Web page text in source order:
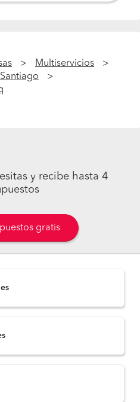
Multiservicios
y recibe hasta 4
gratis